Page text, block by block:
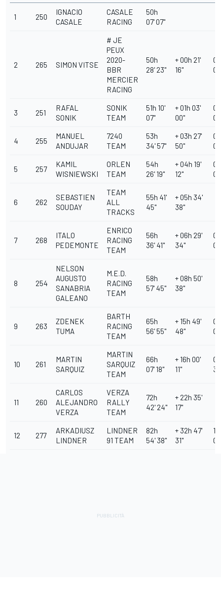
1 250
IGNACIO
CASALE
CASALE
RACING
50h
07' 07''
2 265 SIMON VITSE
# JE
PEUX
2020-
BBR
MERCIER
RACING
50h
28' 23''
+ 00h 21'
16''
3 251
RAFAL
SONIK
SONIK
TEAM
51h 10'
07''
+ 01h 03'
00''
4 255
MANUEL
ANDUJAR
7240
TEAM
53h
34' 57''
+ 03h 27'
50''
5 257
KAMIL
WISNIEWSKI
ORLEN
TEAM
54h
26' 19''
+ 04h 19'
12''
6 262
SEBASTIEN
SOUDAY
TEAM
ALL
TRACKS
55h 41'
45''
+ 05h 34'
38''
7 268
ITALO
PEDEMONTE
ENRICO
RACING
TEAM
56h
36' 41''
+ 06h 29'
34''
8 254
NELSON
AUGUSTO
SANABRIA
GALEANO
M.E.D.
RACING
TEAM
58h
57' 45''
+ 08h 50'
38''
9 263
ZDENEK
TUMA
BARTH
RACING
TEAM
65h
56' 55''
+ 15h 49'
48''
10 261
MARTIN
SARQUIZ
MARTIN
SARQUIZ
TEAM
66h
07' 18''
+ 16h 00'
11''
11 260
CARLOS
ALEJANDRO
VERZA
VERZA
RALLY
TEAM
72h
42' 24''
+ 22h 35'
17''
12 277
ARKADIUSZ
LINDNER
LINDNER
91 TEAM
82h
54' 38''
+ 32h 47'
31''